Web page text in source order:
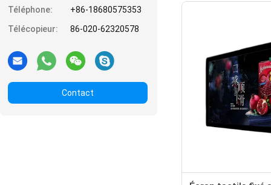
Téléphone:
+86-18680575353
Télécopieur:
86-020-62320578
Contact